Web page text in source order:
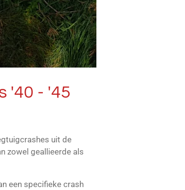
'40 - '45
uit de
zowel geallieerde als
een specifieke crash